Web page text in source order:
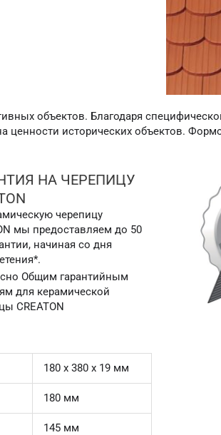
объектов. Благодаря
ценности исторических объектов.
НА ЧЕРЕПИЦУ
черепицу
мы предоставляем до 50
начиная со дня
Общим гарантийным
для керамической
CREATON
180 x 380 x 19 мм
180 мм
145 мм